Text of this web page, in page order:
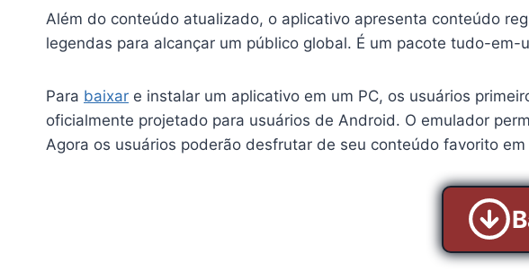
Além do conteúdo atualizado, o aplicativo apresenta conteúdo
legendas para alcançar um público global. É um pacote tudo-
Para baixar e instalar um aplicativo em um PC, os usuários
oficialmente projetado para usuários de Android. O emulador
Agora os usuários poderão desfrutar de seu conteúdo favorito